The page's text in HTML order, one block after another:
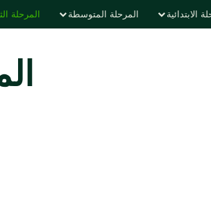
الابتدائية المرحلة المتوسطة المرحلة